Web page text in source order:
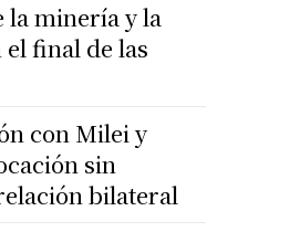
la minería y la
final de las
con Milei y
sin
bilateral